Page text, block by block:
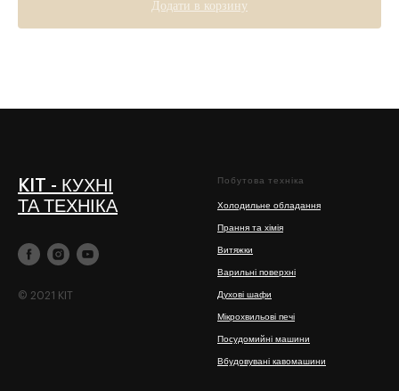
Додати в корзину
KIT - КУХНІ
ТА ТЕХНІКА
© 2021 KIT
Побутова техніка
Холодильне обладання
Прання та хімія
Витяжки
Варильні поверхні
Духові шафи
Мікрохвильові печі
Посудомийні машини
Вбудовувані кавомашини